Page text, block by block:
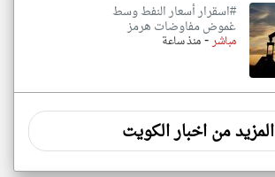
#اسقرار أسعار النفط وسط
غموض مفاوضات هرمز
مباشر-منذ ساعة
المزيد من اخبار الكويت